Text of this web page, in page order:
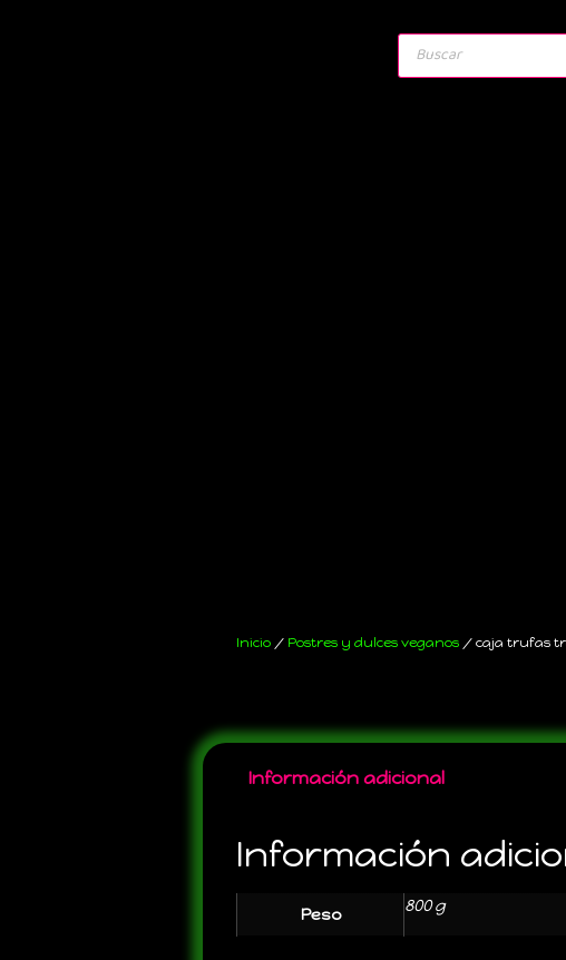
Inicio/ Postres y dulces veganos/ caja trufas
Información adicional
Información
Peso 800 g